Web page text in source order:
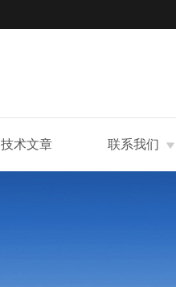
技术文章 联系我们